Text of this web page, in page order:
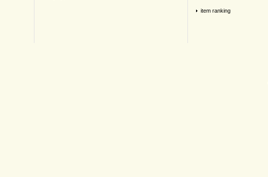
item ranking